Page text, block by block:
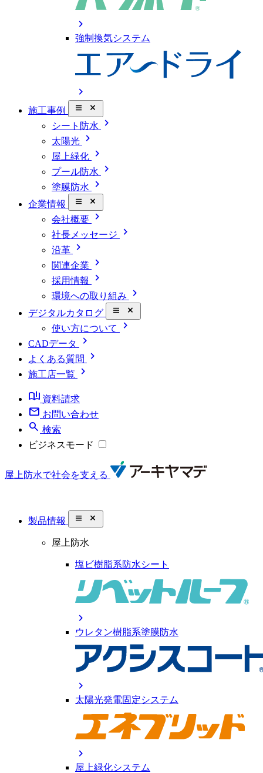
chevron_right
強制換気システム
chevron_right
施工事例 close_small
シート防水 chevron_right
太陽光 chevron_right
屋上緑化 chevron_right
プール防水 chevron_right
塗膜防水 chevron_right
企業情報 close_small
会社概要 chevron_right
社長メッセージ chevron_right
沿革 chevron_right
関連企業 chevron_right
採用情報 chevron_right
環境への取り組み chevron_right
デジタルカタログ close_small
使い方について chevron_right
CADデータ chevron_right
よくある質問 chevron_right
施工店一覧
chevron_right
book_ribbon 資料請求
mail お問い合わせ
search 検索
ビジネスモード
屋上防水で社会を支える
製品情報 close_small
屋上防水
塩ビ樹脂系防水シート
chevron_right
ウレタン樹脂系塗膜防水
chevron_right
太陽光発電固定システム
chevron_right
屋上緑化システム